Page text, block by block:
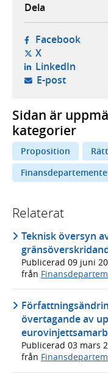
Dela
Facebook-
X- öppnas i ny
LinkedIn-
E-post- öppnar
Sidan är
kategorier
Proposition
Relaterat
Teknisk översyn
Publicerad 09 juni
från
övertagande av
Publicerad 03 mars
från